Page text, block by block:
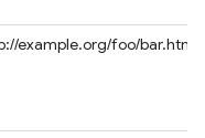
example.org/foo/bar.html